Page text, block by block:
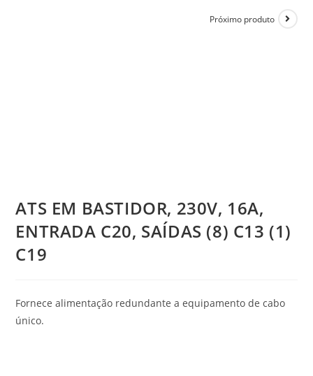
Próximo produto
ATS EM BASTIDOR, 230V, 16A,
ENTRADA C20, SAÍDAS (8) C13 (1)
C19
Fornece alimentação redundante a equipamento de cabo
único.